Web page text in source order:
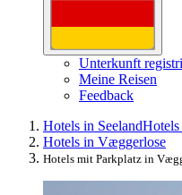
Unterkunft
Meine Reisen
Feedback
Hotels in Seeland
Hotels in Væggerlose
Hotels mit Parkplatz in